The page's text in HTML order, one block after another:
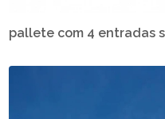
pallete com 4 entradas